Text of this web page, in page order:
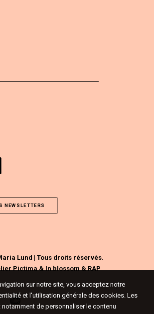
NEWSLETTERS
Lund | Tous droits réservés.
Pictima&In blossom&RAP
sur notre site, vous acceptez notre
et l'utilisation générale des cookies. Les
de personnaliser le contenu